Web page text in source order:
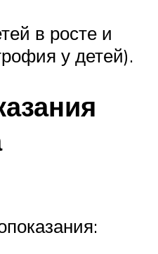
в росте и
у детей).